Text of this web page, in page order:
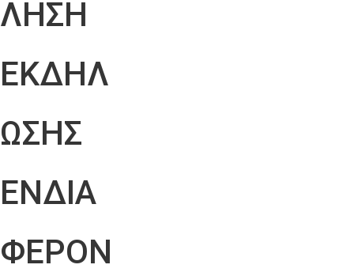
ΛΗΣΗ
ΕΚΔΗΛ
ΩΣΗΣ
ΕΝΔΙΑ
ΦΕΡΟΝ